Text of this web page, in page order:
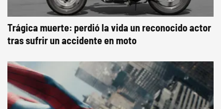
Trágica muerte: perdió la vida un reconocido actor
tras sufrir un accidente en moto